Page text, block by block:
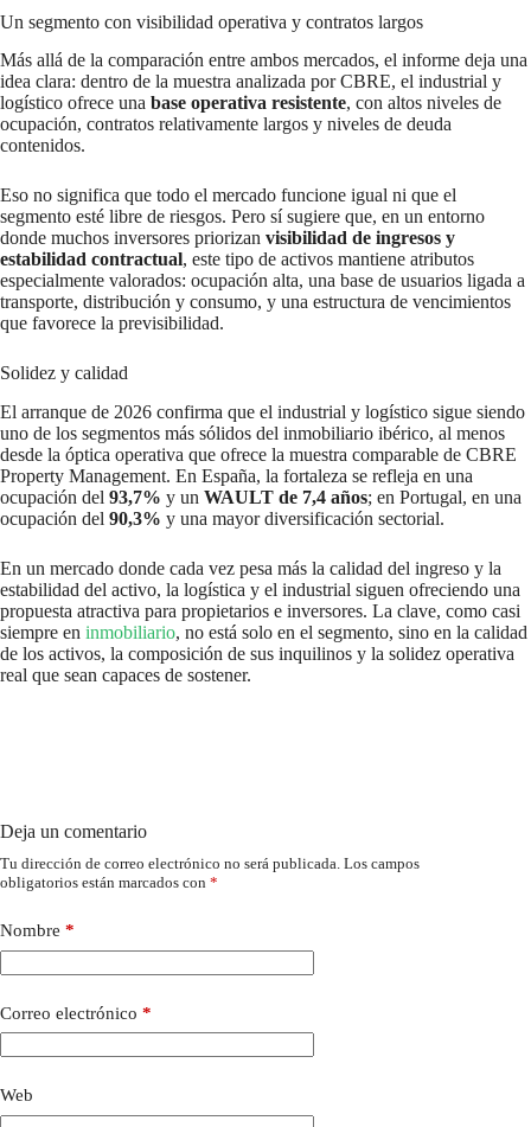
Un segmento con visibilidad operativa y contratos largos
Más allá de la comparación entre ambos mercados, el informe deja una
idea clara: dentro de la muestra analizada por CBRE, el industrial y
logístico ofrece una base operativa resistente, con altos niveles de
ocupación, contratos relativamente largos y niveles de deuda
contenidos.
Eso no significa que todo el mercado funcione igual ni que el
segmento esté libre de riesgos. Pero sí sugiere que, en un entorno
donde muchos inversores priorizan visibilidad de ingresos y
estabilidad contractual, este tipo de activos mantiene atributos
especialmente valorados: ocupación alta, una base de usuarios ligada a
transporte, distribución y consumo, y una estructura de vencimientos
que favorece la previsibilidad.
Solidez y calidad
El arranque de 2026 confirma que el industrial y logístico sigue siendo
uno de los segmentos más sólidos del inmobiliario ibérico, al menos
desde la óptica operativa que ofrece la muestra comparable de CBRE
Property Management. En España, la fortaleza se refleja en una
ocupación del 93,7% y un WAULT de 7,4 años; en Portugal, en una
ocupación del 90,3% y una mayor diversificación sectorial.
En un mercado donde cada vez pesa más la calidad del ingreso y la
estabilidad del activo, la logística y el industrial siguen ofreciendo una
propuesta atractiva para propietarios e inversores. La clave, como casi
siempre en inmobiliario, no está solo en el segmento, sino en la calidad
de los activos, la composición de sus inquilinos y la solidez operativa
real que sean capaces de sostener.
Deja un comentario
Tu dirección de correo electrónico no será publicada. Los campos
obligatorios están marcados con *
Nombre *
Correo electrónico *
Web